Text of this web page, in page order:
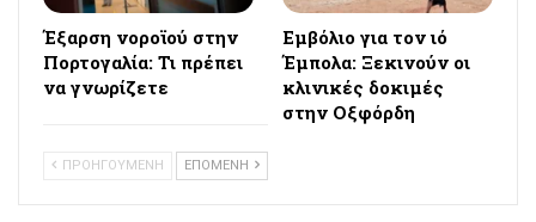
Έξαρση νοροϊού στην
Πορτογαλία: Τι πρέπει
να γνωρίζετε
Εμβόλιο για τον ιό
Έμπολα: Ξεκινούν οι
κλινικές δοκιμές
στην Οξφόρδη
ΠΡΟΗΓΟΥΜΕΝΗ ΕΠΟΜΕΝΗ